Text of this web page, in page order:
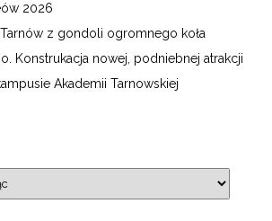
2026
z gondoli ogromnego koła
Konstrukacja nowej, podniebnej atrakcji
Akademii Tarnowskiej